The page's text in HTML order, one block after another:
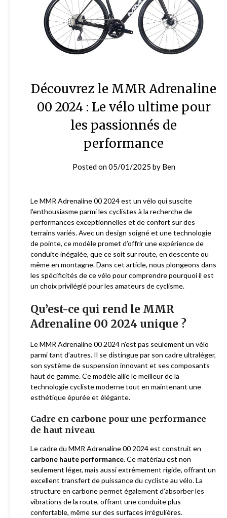
Découvrez le MMR Adrenaline
00 2024 : Le vélo ultime pour
les passionnés de
performance
Posted on05/01/2025 by Ben
Le MMR Adrenaline 00 2024 est un vélo qui suscite
l’enthousiasme parmi les cyclistes à la recherche de
performances exceptionnelles et de confort sur des
terrains variés. Avec un design soigné et une technologie
de pointe, ce modèle promet d’offrir une expérience de
conduite inégalée, que ce soit sur route, en descente ou
même en montagne. Dans cet article, nous plongeons dans
les spécificités de ce vélo pour comprendre pourquoi il est
un choix privilégié pour les amateurs de cyclisme.
Qu’est-ce qui rend le MMR
Adrenaline 00 2024 unique ?
Le MMR Adrenaline 00 2024 n’est pas seulement un vélo
parmi tant d’autres. Il se distingue par son cadre ultraléger,
son système de suspension innovant et ses composants
haut de gamme. Ce modèle allie le meilleur de la
technologie cycliste moderne tout en maintenant une
esthétique épurée et élégante.
Cadre en carbone pour une performance
de haut niveau
Le cadre du MMR Adrenaline 00 2024 est construit en
carbone haute performance. Ce matériau est non
seulement léger, mais aussi extrêmement rigide, offrant un
excellent transfert de puissance du cycliste au vélo. La
structure en carbone permet également d’absorber les
vibrations de la route, offrant une conduite plus
confortable, même sur des surfaces irrégulières.